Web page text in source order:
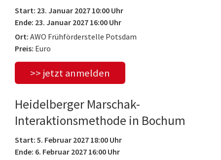
Start: 23. Januar 2027 10:00 Uhr
Ende: 23. Januar 2027 16:00 Uhr
Ort: AWO Frühförderstelle Potsdam
Preis: Euro
>> jetzt anmelden
Heidelberger Marschak-
Interaktionsmethode in Bochum
Start: 5. Februar 2027 18:00 Uhr
Ende: 6. Februar 2027 16:00 Uhr